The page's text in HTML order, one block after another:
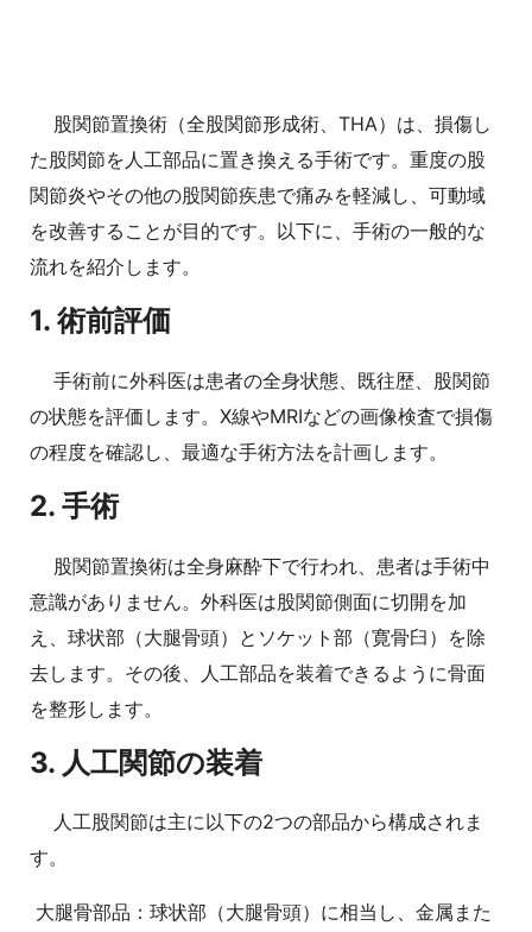
股関節置換術（全股関節形成術、THA）は、損傷し
た股関節を人工部品に置き換える手術です。重度の股
関節炎やその他の股関節疾患で痛みを軽減し、可動域
を改善することが目的です。以下に、手術の一般的な
流れを紹介します。
1. 術前評価
手術前に外科医は患者の全身状態、既往歴、股関節
の状態を評価します。X線やMRIなどの画像検査で損傷
の程度を確認し、最適な手術方法を計画します。
2. 手術
股関節置換術は全身麻酔下で行われ、患者は手術中
意識がありません。外科医は股関節側面に切開を加
え、球状部（大腿骨頭）とソケット部（寛骨臼）を除
去します。その後、人工部品を装着できるように骨面
を整形します。
3. 人工関節の装着
人工股関節は主に以下の2つの部品から構成されま
す。
大腿骨部品：球状部（大腿骨頭）に相当し、金属また